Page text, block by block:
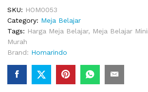
SKU: HOM0053
Category: Meja Belajar
Tags: Harga Meja Belajar, Meja Belajar
Murah
Brand: Homarindo